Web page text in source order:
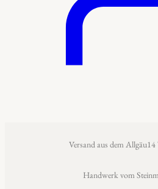
Versand aus dem Allgäu14
Handwerk vom